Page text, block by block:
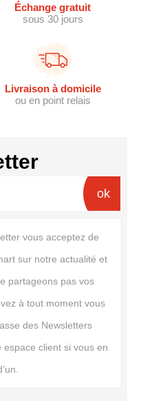
Échange gratuit
sous 30 jours
Livraison à domicile
ou en point relais
ok
vous acceptez de
sur notre actualité et
partageons pas vos
à tout moment vous
des Newsletters
client si vous en